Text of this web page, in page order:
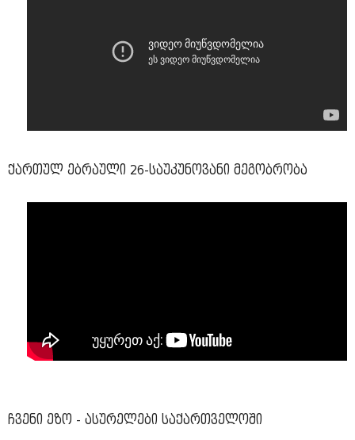
ქართულ ებრაული 26-საუკუნოვანი მეგობრობა
ჩვენი ეზო - ასურელები საქართველოში